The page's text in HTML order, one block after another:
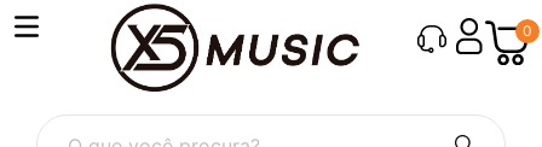
0
O que você procura?